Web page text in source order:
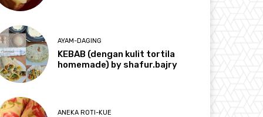
AYAM-DAGING
KEBAB (dengan kulit tortila
homemade) by shafur.bajry
ANEKA ROTI-KUE